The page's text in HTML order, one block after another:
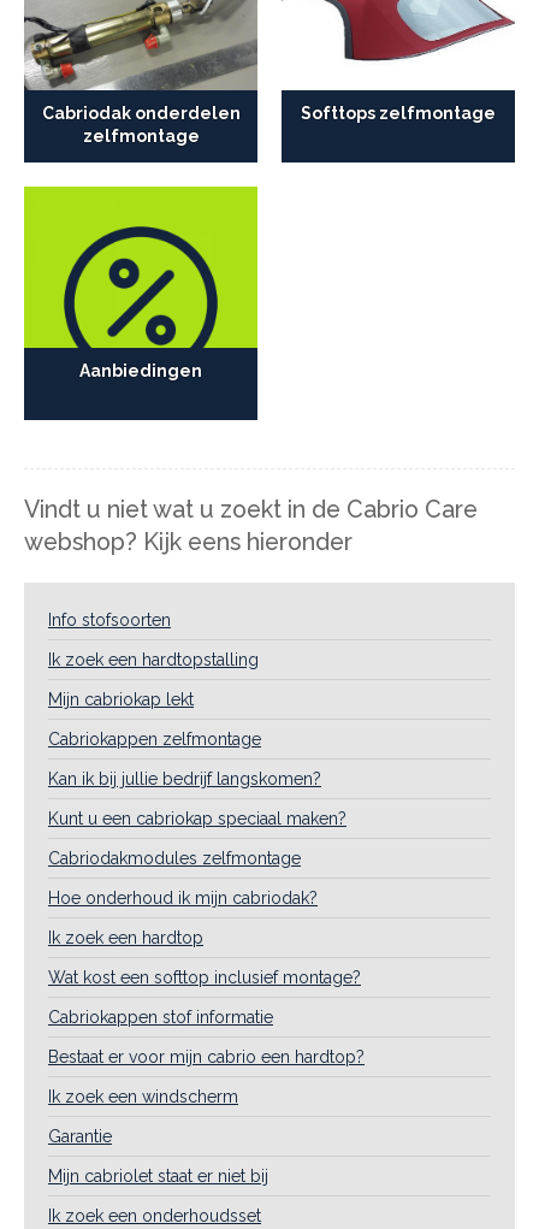
Cabriodak onderdelen
zelfmontage
Softtops zelfmontage
Aanbiedingen
Vindt u niet wat u zoekt in de Cabrio Care
webshop? Kijk eens hieronder
Info stofsoorten
Ik zoek een hardtopstalling
Mijn cabriokap lekt
Cabriokappen zelfmontage
Kan ik bij jullie bedrijf langskomen?
Kunt u een cabriokap speciaal maken?
Cabriodakmodules zelfmontage
Hoe onderhoud ik mijn cabriodak?
Ik zoek een hardtop
Wat kost een softtop inclusief montage?
Cabriokappen stof informatie
Bestaat er voor mijn cabrio een hardtop?
Ik zoek een windscherm
Garantie
Mijn cabriolet staat er niet bij
Ik zoek een onderhoudsset